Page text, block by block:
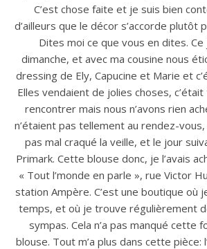
C’est chose faite et je suis bien
d’ailleurs que le décor s’accorde plutôt
Dites moi ce que vous en dites. Ce
dimanche, et avec ma cousine nous
dressing de Ely, Capucine et Marie et
Elles vendaient de jolies choses,
rencontrer mais nous n’avons rien
n’étaient pas tellement au rendez-
pas mal craqué la veille, et le jour
Primark. Cette blouse donc, je l’avais
« Tout l’monde en parle », rue Victor
station Ampère. C’est une boutique où
temps, et où je trouve régulièrement
sympas. Cela n’a pas manqué cette
blouse. Tout m’a plus dans cette pièce: